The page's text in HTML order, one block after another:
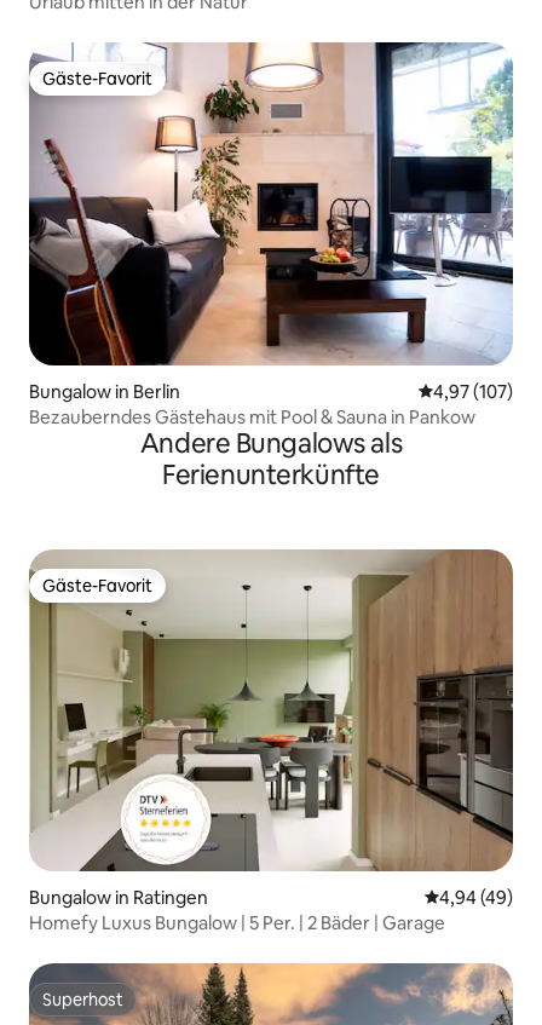
Gäste-Favorit
Gäste-Favorit
Bungalow in Berlin
4,97 (107)
Bezauberndes Gästehaus mit Pool & Sauna in Pankow
Andere Bungalows als
Ferienunterkünfte
Gäste-Favorit
Gäste-Favorit
Bungalow in Ratingen
4,94 (49)
Homefy Luxus Bungalow | 5 Per. | 2 Bäder | Garage
Superhost
Superhost